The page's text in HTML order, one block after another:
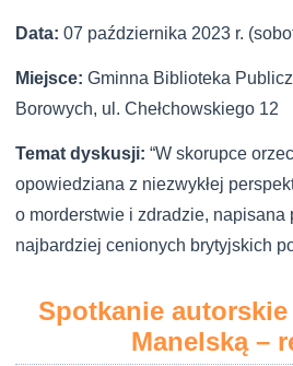
Data:07 października 2023 r.
Miejsce:Gminna Biblioteka
Borowych, ul. Chełchowskiego 12
Temat dyskusji:“W skorupce
opowiedziana z niezwykłej
o morderstwie i zdradzie, napisana
najbardziej cenionych brytyjskich
Spotkanie autorskie
Manelską –